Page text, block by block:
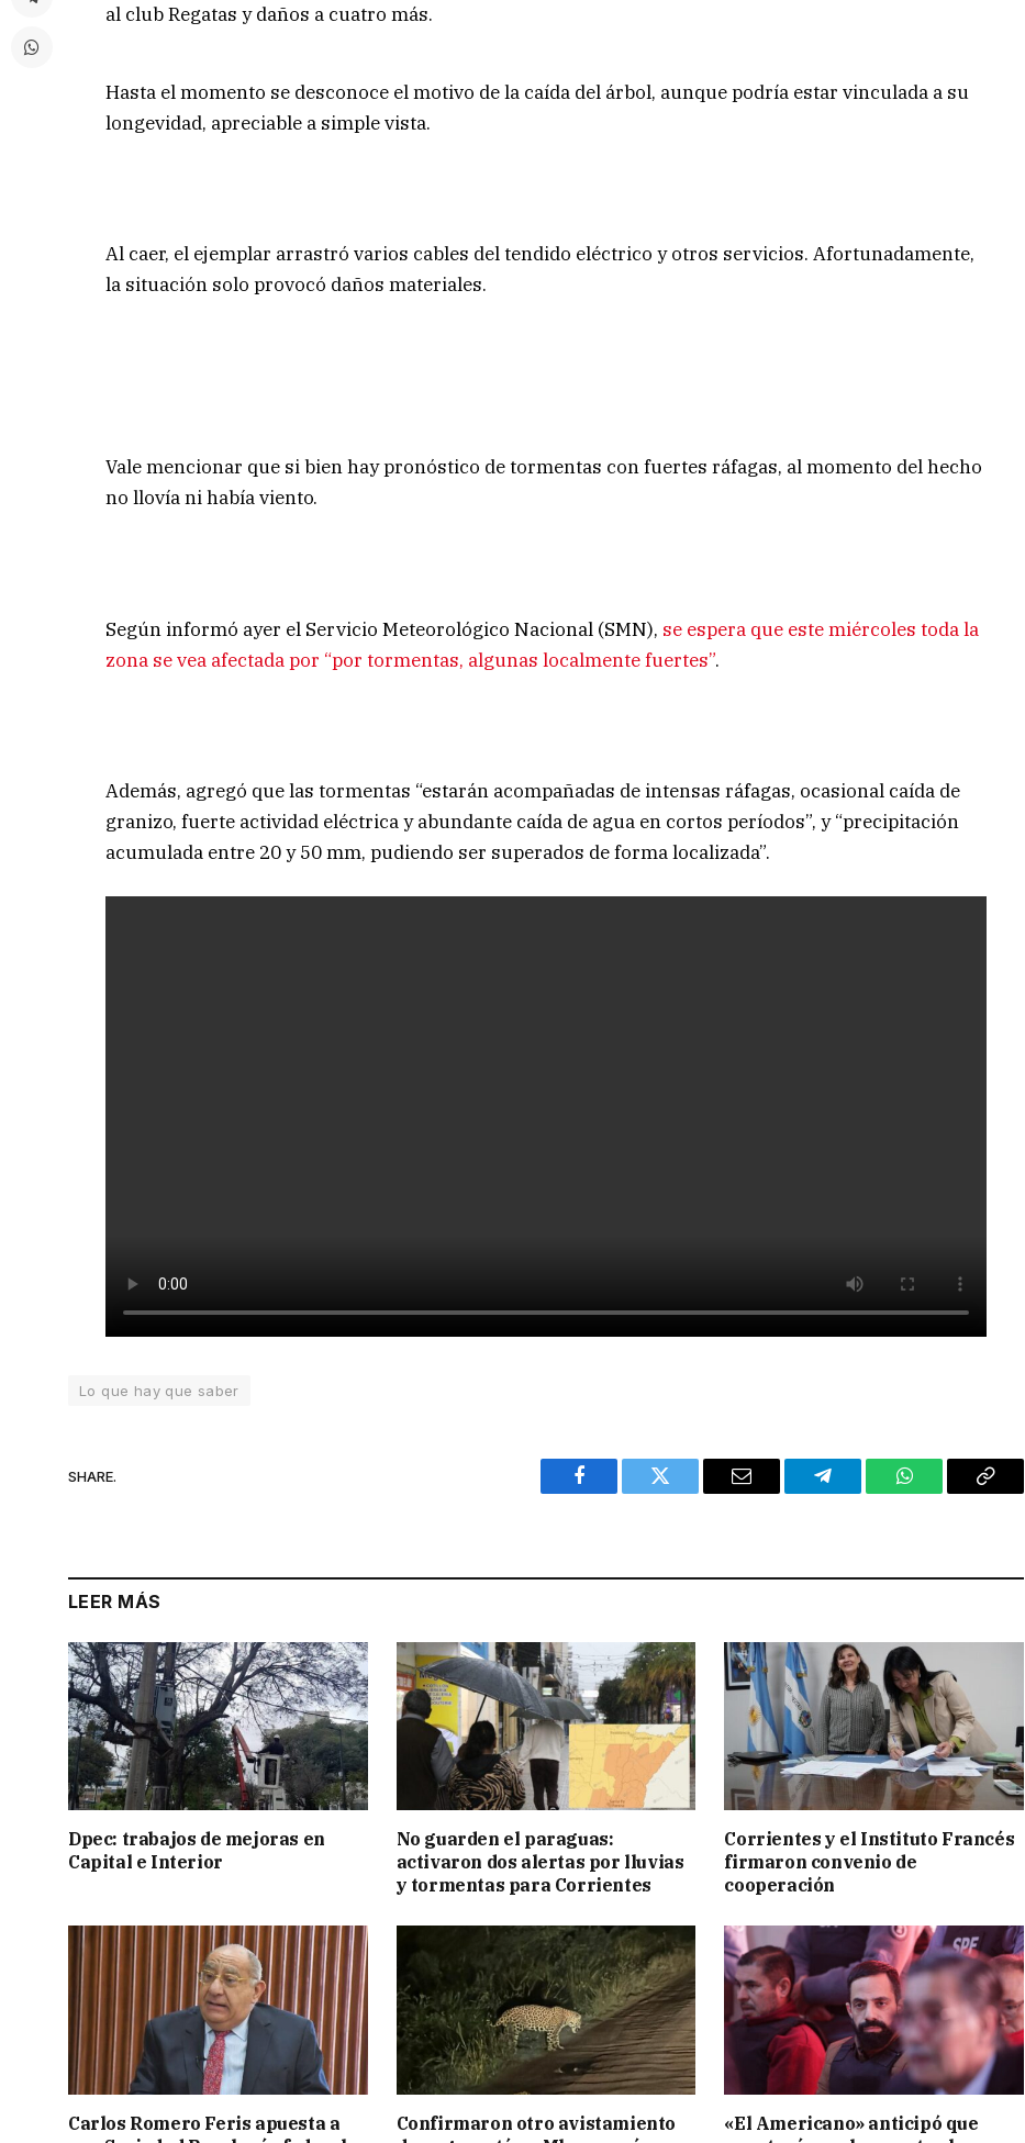
al club Regatas y daños a cuatro más.
Hasta el momento se desconoce el motivo de la caída del árbol, aunque podría estar vinculada a su
longevidad, apreciable a simple vista.
Al caer, el ejemplar arrastró varios cables del tendido eléctrico y otros servicios. Afortunadamente,
la situación solo provocó daños materiales.
Vale mencionar que si bien hay pronóstico de tormentas con fuertes ráfagas, al momento del hecho
no llovía ni había viento.
Según informó ayer el Servicio Meteorológico Nacional (SMN), se espera que este miércoles toda la
zona se vea afectada por “por tormentas, algunas localmente fuertes”.
Además, agregó que las tormentas “estarán acompañadas de intensas ráfagas, ocasional caída de
granizo, fuerte actividad eléctrica y abundante caída de agua en cortos períodos”, y “precipitación
acumulada entre 20 y 50 mm, pudiendo ser superados de forma localizada”.
Lo que hay que saber
SHARE.
Facebook Twitter Email Telegram WhatsAppCopy
LEER MÁS
Dpec: trabajos de mejoras en
Capital e Interior
No guarden el paraguas:
activaron dos alertas por lluvias
y tormentas para Corrientes
Corrientes y el Instituto Francés
firmaron convenio de
cooperación
Carlos Romero Feris apuesta a
Confirmaron otro avistamiento
«El Americano» anticipó que